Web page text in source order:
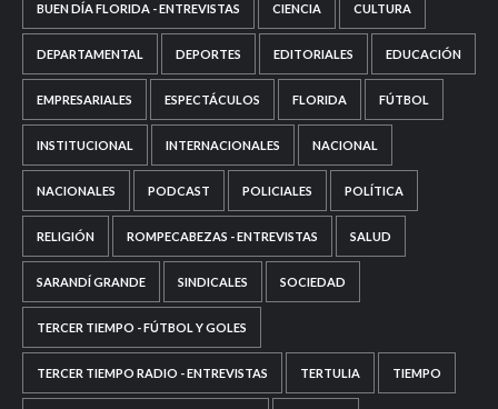
BUEN DÍA FLORIDA - ENTREVISTAS CIENCIA CULTURA
DEPARTAMENTAL DEPORTES EDITORIALES EDUCACIÓN
EMPRESARIALES ESPECTÁCULOS FLORIDA FÚTBOL
INSTITUCIONAL INTERNACIONALES NACIONAL
NACIONALES PODCAST POLICIALES POLÍTICA
RELIGIÓN ROMPECABEZAS - ENTREVISTAS SALUD
SARANDÍ GRANDE SINDICALES SOCIEDAD
TERCER TIEMPO - FÚTBOL Y GOLES
TERCER TIEMPO RADIO - ENTREVISTAS TERTULIA TIEMPO